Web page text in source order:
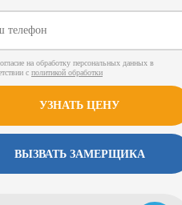
на обработку персональных данных в
с политикой обработки
УЗНАТЬ ЦЕНУ
ВЫЗВАТЬ ЗАМЕРЩИКА